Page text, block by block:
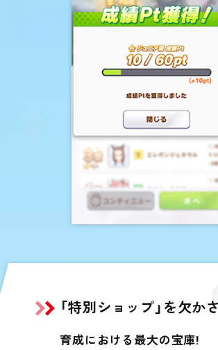
「特別ショップ」を欠か
育成における最大の宝庫!